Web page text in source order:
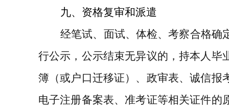
九、资格复审和派遣
经笔试、面试、体检、考察合格确
行公示，公示结束无异议的，持本人毕
簿（或户口迁移证）、政审表、诚信报
电子注册备案表、准考证等相关证件的